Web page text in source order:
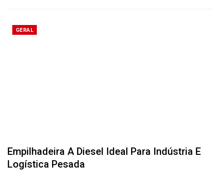
GERAL
Empilhadeira A Diesel Ideal Para Indústria E
Logística Pesada